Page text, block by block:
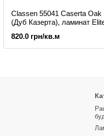
Classen 55041 Caserta Oak
(Дуб Казерта), ламинат
820.0 грн/кв.м